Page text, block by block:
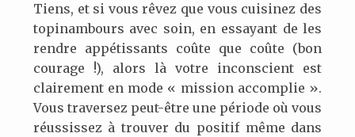
Tiens, et si vous rêvez que vous cuisinez des
topinambours avec soin, en essayant de les
rendre appétissants coûte que coûte (bon
courage !), alors là votre inconscient est
clairement en mode « mission accomplie ».
Vous traversez peut-être une période où vous
réussissez à trouver du positif même dans